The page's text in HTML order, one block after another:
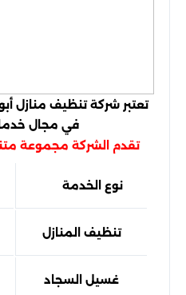
تعتبر شركة تنظيف منازل
في مجال
تقدم الشركة مجموعة
نوع الخدمة
تنظيف المنازل
غسيل السجاد